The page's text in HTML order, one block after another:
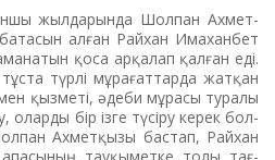
жылдарында Шолпан Ахмет­
алған Райхан Имаханбет
қоса арқалап қалған еді.
түрлі мұрағаттарда жатқан
қызметі, әдеби мұрасы туралы
оларды бір ізге түсіру керек бол­­
Ахметқызы бастап, Райхан
апасы­ның тауқыметке толы тағ­­